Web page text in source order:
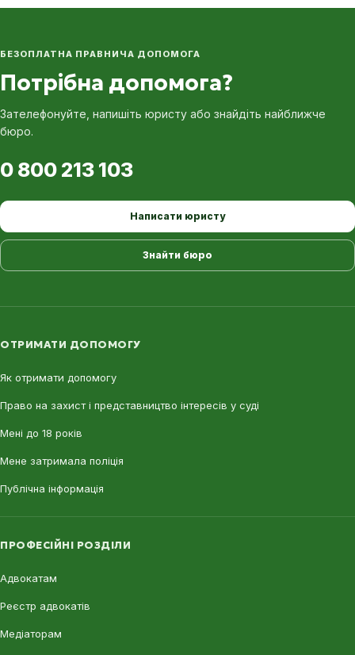
БЕЗОПЛАТНА ПРАВНИЧА ДОПОМОГА
Потрібна допомога?
Зателефонуйте, напишіть юристу або знайдіть найближче
бюро.
0 800 213 103
Написати юристу
Знайти бюро
ОТРИМАТИ ДОПОМОГУ
Як отримати допомогу
Право на захист і представництво інтересів у суді
Мені до 18 років
Мене затримала поліція
Публічна інформація
ПРОФЕСІЙНІ РОЗДІЛИ
Адвокатам
Реєстр адвокатів
Медіаторам